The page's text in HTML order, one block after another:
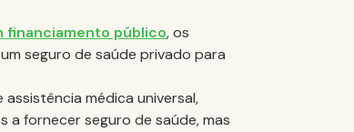
financiamento público, os
seguro de saúde privado para
assistência médica universal,
a fornecer seguro de saúde, mas